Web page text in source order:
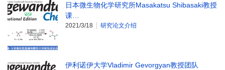
日本微生物化学研究所Masakatsu Shibasaki教授
课…
2021/3/18 研究论文介绍
伊利诺伊大学Vladimir Gevorgyan教授团队